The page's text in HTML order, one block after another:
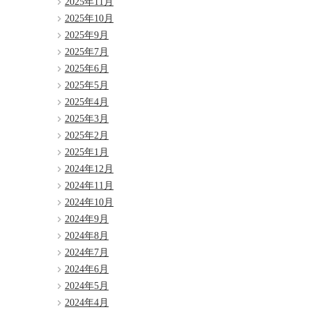
2025年10月
2025年9月
2025年7月
2025年6月
2025年5月
2025年4月
2025年3月
2025年2月
2025年1月
2024年12月
2024年11月
2024年10月
2024年9月
2024年8月
2024年7月
2024年6月
2024年5月
2024年4月